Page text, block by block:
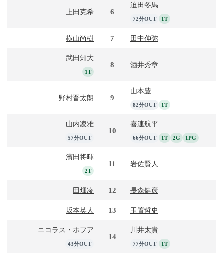
上田克希 6
迫田冬馬
72分OUT 1T
横山尚樹 7 田中伸弥
武田知大
1T
8 酒井秀章
野村晋太朗 9
山本豊
82分OUT 1T
山内凌雅
57分OUT
10
喜連航平
66分OUT 1T 2G 1PG
濱田将暉
2T
11 岩佐賢人
田畑凌 12 長森健彦
坂本英人 13 玉置哲史
ニコラス・ホフア
43分OUT
14
川井太貴
77分OUT 1T